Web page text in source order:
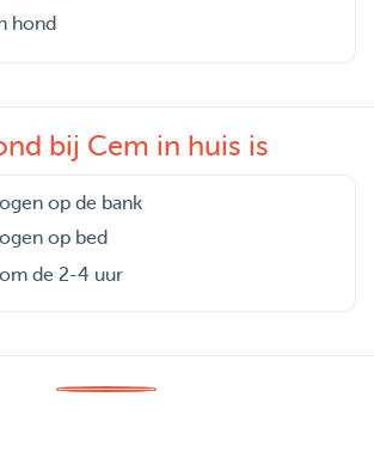
hond
bij Cem in huis is
op de bank
op bed
de 2-4 uur